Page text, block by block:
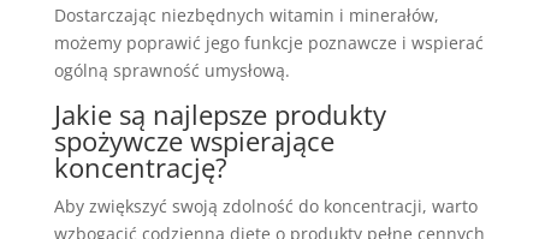
Dostarczając niezbędnych witamin i minerałów,
możemy poprawić jego funkcje poznawcze i wspierać
ogólną sprawność umysłową.
Jakie są najlepsze produkty
spożywcze wspierające
koncentrację?
Aby zwiększyć swoją zdolność do koncentracji, warto
wzbogacić codzienną dietę o produkty pełne cennych